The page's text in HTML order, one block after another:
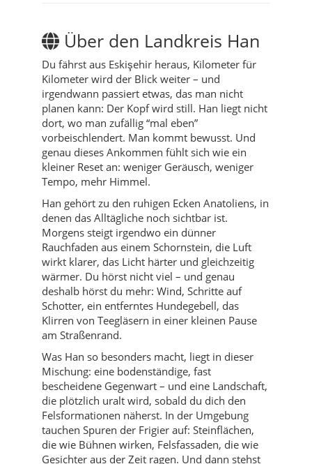
Über den Landkreis Han
Du fährst aus Eskişehir heraus, Kilometer für
Kilometer wird der Blick weiter – und
irgendwann passiert etwas, das man nicht
planen kann: Der Kopf wird still. Han liegt nicht
dort, wo man zufällig “mal eben”
vorbeischlendert. Man kommt bewusst. Und
genau dieses Ankommen fühlt sich wie ein
kleiner Reset an: weniger Geräusch, weniger
Tempo, mehr Himmel.
Han gehört zu den ruhigen Ecken Anatoliens, in
denen das Alltägliche noch sichtbar ist.
Morgens steigt irgendwo ein dünner
Rauchfaden aus einem Schornstein, die Luft
wirkt klarer, das Licht härter und gleichzeitig
wärmer. Du hörst nicht viel – und genau
deshalb hörst du mehr: Wind, Schritte auf
Schotter, ein entferntes Hundegebell, das
Klirren von Teegläsern in einer kleinen Pause
am Straßenrand.
Was Han so besonders macht, liegt in dieser
Mischung: eine bodenständige, fast
bescheidene Gegenwart – und eine Landschaft,
die plötzlich uralt wird, sobald du dich den
Felsformationen näherst. In der Umgebung
tauchen Spuren der Frigier auf: Steinflächen,
die wie Bühnen wirken, Felsfassaden, die wie
Gesichter aus der Zeit ragen. Und dann stehst